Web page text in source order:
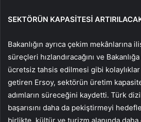
SEKTÖRÜN KAPASİTESİ
Bakanlığın ayrıca çekim mekânlarına
süreçleri hızlandıracağını ve
ücretsiz tahsis edilmesi gibi kolaylıklar
getiren Ersoy, sektörün üretim
adımların süreceğini kaydetti. Türk
başarısını daha da pekiştirmeyi